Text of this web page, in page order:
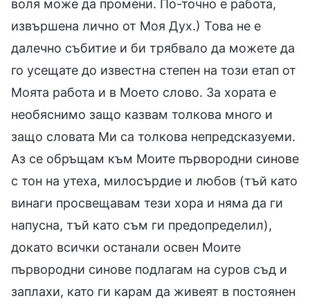
воля може да промени. По-точно е работа,
извършена лично от Моя Дух.) Това не е
далечно събитие и би трябвало да можете да
го усещате до известна степен на този етап от
Моята работа и в Моето слово. За хората е
необяснимо защо казвам толкова много и
защо словата Ми са толкова непредсказуеми.
Аз се обръщам към Моите първородни синове
с тон на утеха, милосърдие и любов (тъй като
винаги просвещавам тези хора и няма да ги
напусна, тъй като съм ги предопределил),
докато всички останали освен Моите
първородни синове подлагам на суров съд и
заплахи, като ги карам да живеят в постоянен